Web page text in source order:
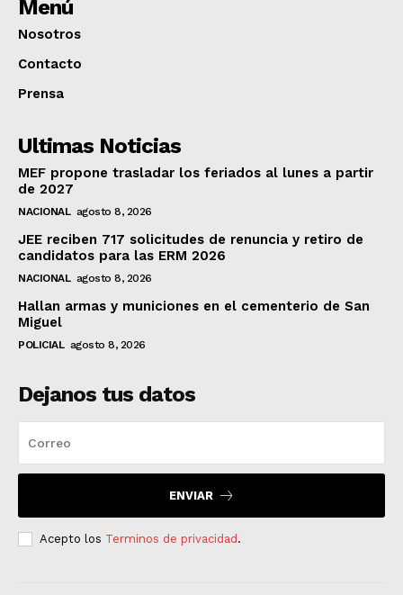
Menú
Nosotros
Contacto
Prensa
Ultimas Noticias
MEF propone trasladar los feriados al lunes a partir
de 2027
NACIONAL agosto 8, 2026
JEE reciben 717 solicitudes de renuncia y retiro de
candidatos para las ERM 2026
NACIONAL agosto 8, 2026
Hallan armas y municiones en el cementerio de San
Miguel
POLICIAL agosto 8, 2026
Dejanos tus datos
ENVIAR
Acepto los Terminos de privacidad .